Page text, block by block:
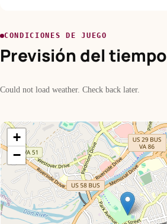
CONDICIONES DE JUEGO
Previsión del tiempo
Could not load weather. Check back later.
+
−